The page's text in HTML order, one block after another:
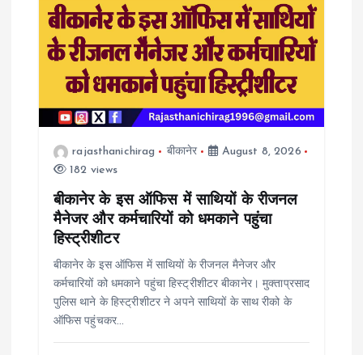
rajasthanichirag बीकानेर
August 8, 2026
182 views
बीकानेर के इस ऑफिस में साथियों के रीजनल
मैनेजर और कर्मचारियों को धमकाने पहुंचा
हिस्ट्रीशीटर
बीकानेर के इस ऑफिस में साथियों के रीजनल मैनेजर और
कर्मचारियों को धमकाने पहुंचा हिस्ट्रीशीटर बीकानेर। मुक्ताप्रसाद
पुलिस थाने के हिस्ट्रीशीटर ने अपने साथियों के साथ रीको के
ऑफिस पहुंचकर…